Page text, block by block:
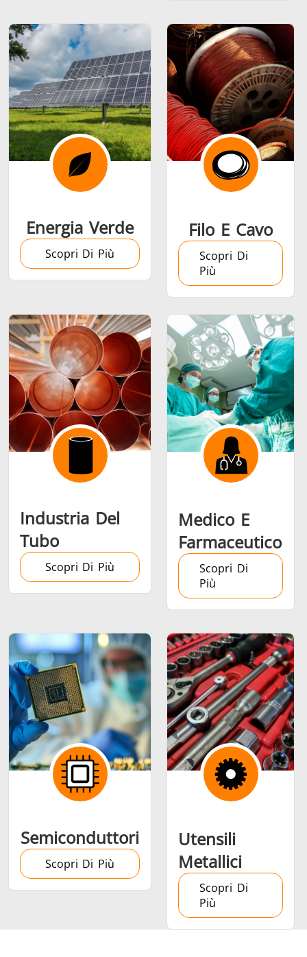
Serie SH
Teste di
riscaldamento
Induction
Aerospaziale Automotive
Data
Tubo
Riscaldamento,
Ventilazione e
AC
Semiconduttori
Energia Verde
Scopri Di Più
Filo E Cavo
Scopri Di
Più
Industria Del
Tubo
Scopri Di Più
Medico E
Farmaceutico
Scopri Di
Più
Semiconduttori
Scopri Di Più
Utensili
Metallici
Scopri Di
Più